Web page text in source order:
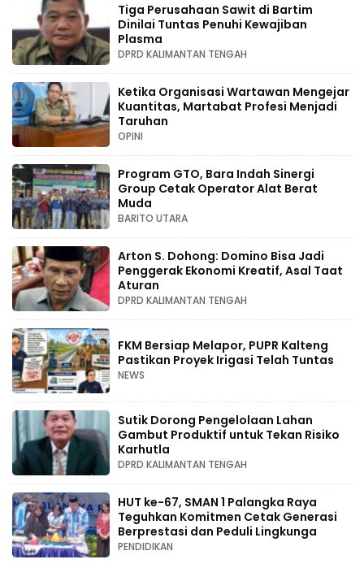
Tiga Perusahaan Sawit di Bartim
Dinilai Tuntas Penuhi Kewajiban
Plasma
DPRD KALIMANTAN TENGAH
Ketika Organisasi Wartawan Mengejar
Kuantitas, Martabat Profesi Menjadi
Taruhan
OPINI
Program GTO, Bara Indah Sinergi
Group Cetak Operator Alat Berat
Muda
BARITO UTARA
Arton S. Dohong: Domino Bisa Jadi
Penggerak Ekonomi Kreatif, Asal Taat
Aturan
DPRD KALIMANTAN TENGAH
FKM Bersiap Melapor, PUPR Kalteng
Pastikan Proyek Irigasi Telah Tuntas
NEWS
Sutik Dorong Pengelolaan Lahan
Gambut Produktif untuk Tekan Risiko
Karhutla
DPRD KALIMANTAN TENGAH
HUT ke-67, SMAN 1 Palangka Raya
Teguhkan Komitmen Cetak Generasi
Berprestasi dan Peduli Lingkunga
PENDIDIKAN